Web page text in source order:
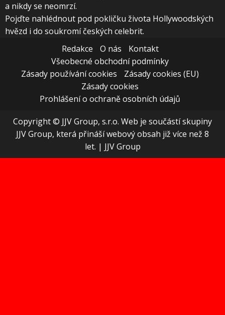
a nikdy se neomrzí.
Pojďte nahlédnout pod pokličku života Hollywoodských
hvězd i do soukromí českých celebrit.
Redakce
O nás
Kontakt
Všeobecné obchodní podmínky
Zásady používání cookies
Zásady cookies (EU)
Zásady cookies
Prohlášení o ochraně osobních údajů
Copyright © JJV Group, s.r.o. Web je součástí skupiny
JJV Group, která přináší webový obsah již více než 8
let. | JJV Group